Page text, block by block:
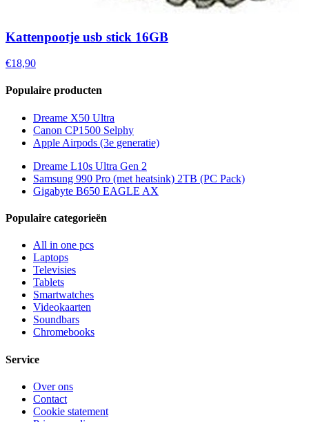
Kattenpootje usb stick 16GB
€18,90
Populaire producten
Dreame X50 Ultra
Canon CP1500 Selphy
Apple Airpods (3e generatie)
Dreame L10s Ultra Gen 2
Samsung 990 Pro (met heatsink) 2TB (PC Pack)
Gigabyte B650 EAGLE AX
Populaire categorieën
All in one pcs
Laptops
Televisies
Tablets
Smartwatches
Videokaarten
Soundbars
Chromebooks
Service
Over ons
Contact
Cookie statement